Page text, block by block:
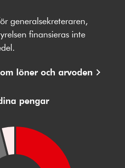
på
LinkedIn
generalsekreteraren,
finansieras inte
löner och arvoden
pengar